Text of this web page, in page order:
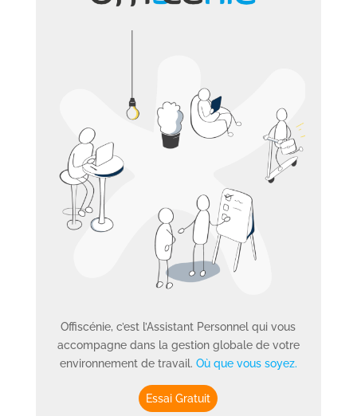
Offiscénie, c’est l’Assistant Personnel qui vous
accompagne dans la gestion globale de votre
environnement de travail. Où que vous soyez.
Essai Gratuit